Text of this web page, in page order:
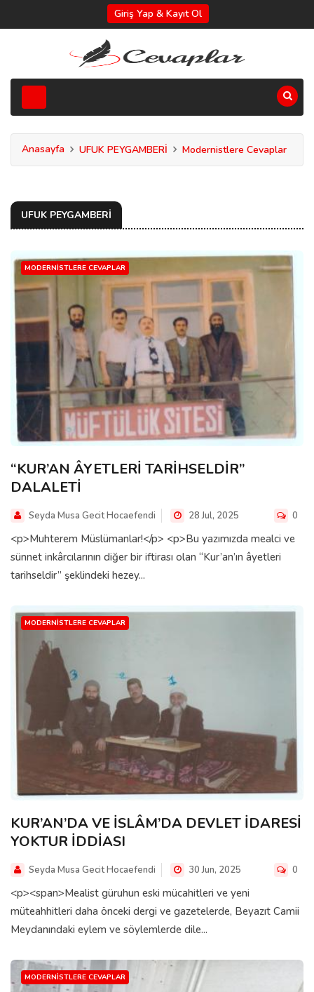
Giriş Yap & Kayıt Ol
Anasayfa UFUK PEYGAMBERİ Modernistlere Cevaplar
UFUK PEYGAMBERİ
MODERNISTLERE CEVAPLAR
“KUR’AN ÂYETLERİ TARİHSELDİR”
DALALETİ
Seyda Musa Gecit Hocaefendi 28 Jul, 2025 0
<p>Muhterem Müslümanlar!</p> <p>Bu yazımızda mealci ve
sünnet inkârcılarının diğer bir iftirası olan “Kur’an’ın âyetleri
tarihseldir” şeklindeki hezey...
MODERNISTLERE CEVAPLAR
KUR’AN’DA VE İSLÂM’DA DEVLET İDARESİ
YOKTUR İDDİASI
Seyda Musa Gecit Hocaefendi 30 Jun, 2025 0
<p><span>Mealist güruhun eski mücahitleri ve yeni
müteahhitleri daha önceki dergi ve gazetelerde, Beyazıt Camii
Meydanındaki eylem ve söylemlerde dile...
MODERNISTLERE CEVAPLAR